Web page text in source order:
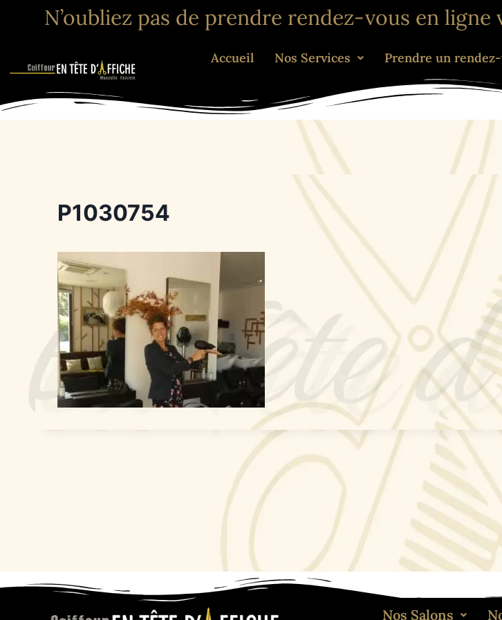
N’oubliez pas de prendre rendez-vous en
Accueil Nos Services Prendre un
P1030754
Nos Salons